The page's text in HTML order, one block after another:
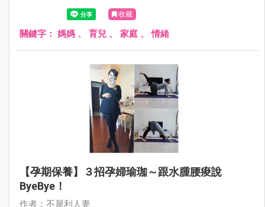
己吞了)，但我們其實都知道，在沒有外援的情況下(沒有長
輩隨時幫忙、沒能托嬰、沒能請個打雜的)，很多事情就是無
解、生活就是忙、茫、盲。我們無法擺爛，全職媽媽經常被
的生活中還是有很多美好。
收藏
關鍵字： 媽媽 、 育兒 、 家庭 、情緒
【孕期保養】３招孕婦瑜珈～跟水腫腰痠說
ByeBye！
作者：不犀利人妻